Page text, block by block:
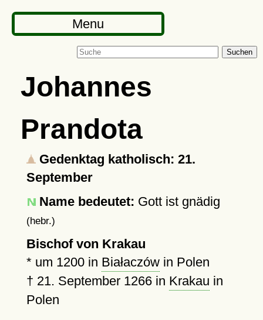
Menu
Suchen
Johannes
Prandota
Gedenktag katholisch: 21.
September
Name bedeutet: Gott ist gnädig
(hebr.)
Bischof von Krakau
* um 1200in Białaczówin Polen
† 21. September 1266in Krakau in
Polen